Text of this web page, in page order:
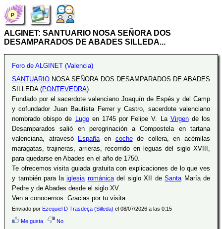
ALGINET: SANTUARIO NOSA SEÑORA DOS
DESAMPARADOS DE ABADES SILLEDA...
Foro de ALGINET (Valencia)
SANTUARIO NOSA SEÑORA DOS DESAMPARADOS DE ABADES
SILLEDA (PONTEVEDRA).
Fundado por el sacerdote valenciano Joaquín de Espés y del Camp
y cofundador Juan Bautista Ferrer y Castro, sacerdote valenciano
nombrado obispo de Lugoen 1745 por Felipe V. La Virgende los
Desamparados salió en peregrinación a Compostela en tartana
valenciana, atravesó
Españaen cochede collera, en acémilas
maragatas, trajineras, arrieras, recorrido en leguas del siglo XVIII,
para quedarse en Abades en el año de 1750.
Te ofrecemos visita guiada gratuita con explicaciones de lo que ves
y también para la iglesia románicadel siglo XII de SantaMaría de
Pedre y de Abades desde el siglo XV.
Ven a conocernos. Gracias por tu visita.
Enviado por Ezequiel D Trasdeça (Silleda) el 08/07/2026 a las 0:15
Me gusta No